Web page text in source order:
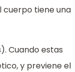
cuerpo tiene una
Cuando estas
y previene el